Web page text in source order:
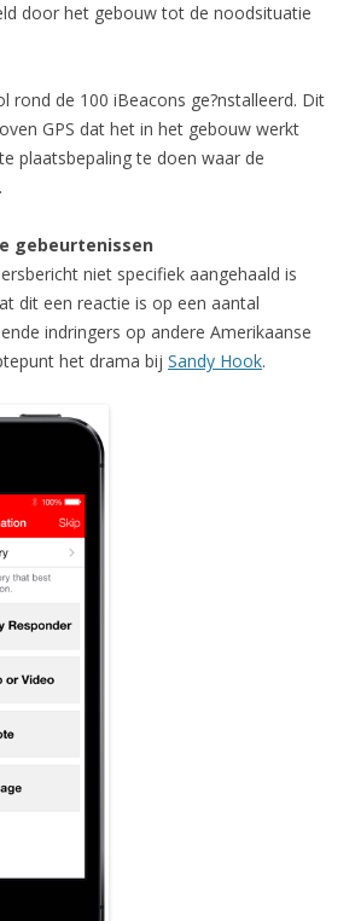
door het gebouw tot de noodsituatie
rond de 100 iBeacons ge?nstalleerd. Dit
GPS dat het in het gebouw werkt
plaatsbepaling te doen waar de
gebeurtenissen
niet specifiek aangehaald is
dit een reactie is op een aantal
indringers op andere Amerikaanse
het drama bij Sandy Hook.